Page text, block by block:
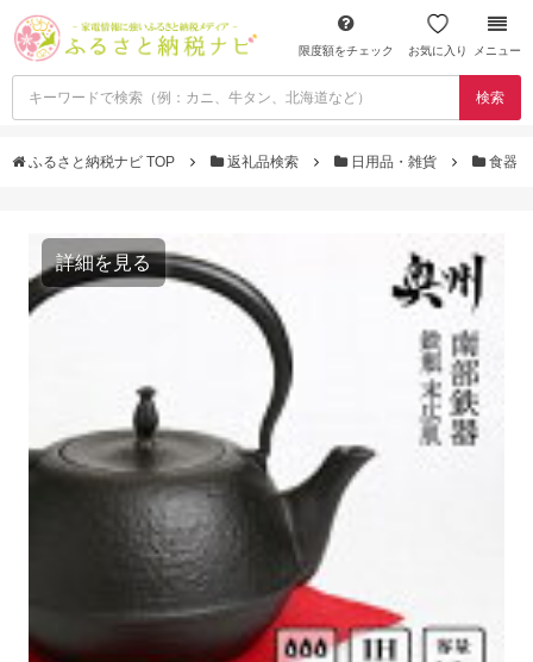
限度額をチェック お気に入り メニュー
検索
ふるさと納税ナビ TOP 返礼品検索 日用品・雑貨 食器
詳細を見る